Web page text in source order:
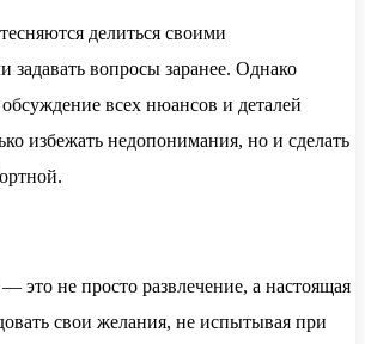
делиться своими
задавать вопросы заранее. Однако
всех нюансов и деталей
избежать недопонимания, но и сделать
это не просто развлечение, а настоящая
свои желания, не испытывая при